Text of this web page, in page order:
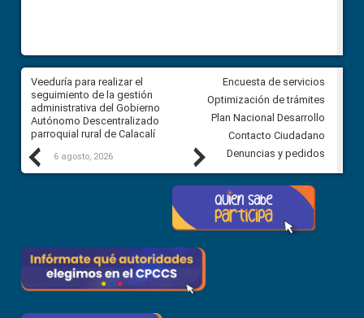
Previous
Veeduría para realizar el
seguimiento de la gestión
administrativa del Gobierno
Autónomo Descentralizado
parroquial rural de Calacalí
6 agosto, 2026
Veeduría para vigilar los
derivados de la Audiencia
entre el GAD de Ibarra y la
comunidad Urbina, parroquia
Carolina
5 agosto, 2026
Next
Encuesta de servicios
Optimización de trámites
Plan Nacional Desarrollo
Contacto Ciudadano
Denuncias y pedidos